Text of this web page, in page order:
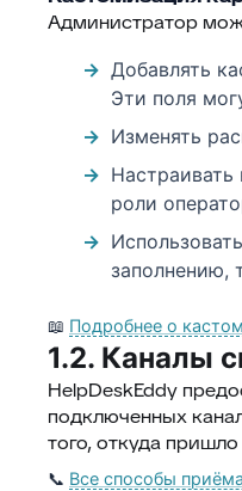
Администратор
Добавлять
Эти поля
Изменять
роли
заполнению,
📖 Подробнее о
1.2. Каналы
HelpDeskEddy
подключенных
того, откуда
📞 Все способы